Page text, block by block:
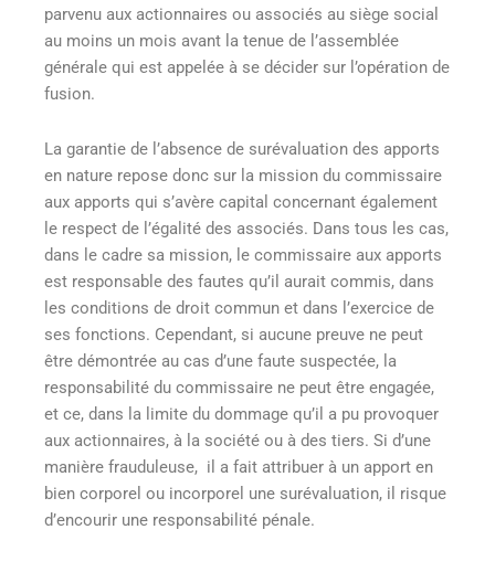
parvenu aux actionnaires ou associés au siège social
au moins un mois avant la tenue de l’assemblée
générale qui est appelée à se décider sur l’opération de
fusion.
La garantie de l’absence de surévaluation des apports
en nature repose donc sur la mission du commissaire
aux apports qui s’avère capital concernant également
le respect de l’égalité des associés. Dans tous les cas,
dans le cadre sa mission, le commissaire aux apports
est responsable des fautes qu’il aurait commis, dans
les conditions de droit commun et dans l’exercice de
ses fonctions. Cependant, si aucune preuve ne peut
être démontrée au cas d’une faute suspectée, la
responsabilité du commissaire ne peut être engagée,
et ce, dans la limite du dommage qu’il a pu provoquer
aux actionnaires, à la société ou à des tiers. Si d’une
manière frauduleuse, il a fait attribuer à un apport en
bien corporel ou incorporel une surévaluation, il risque
d’encourir une responsabilité pénale.